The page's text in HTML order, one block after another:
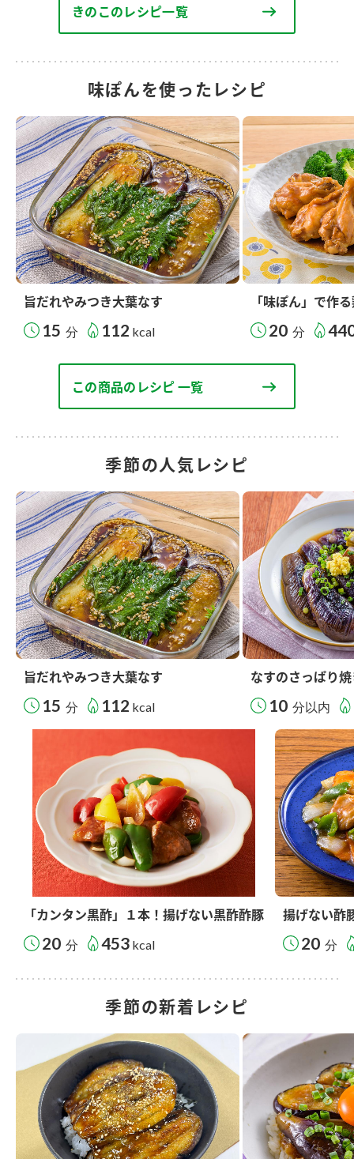
きのこのレシピ一覧
味ぽんを使ったレシピ
旨だれやみつき大葉なす
15 分 112 kcal
「味ぽん」で作
20 分
この商品のレシピ 一覧
季節の人気レシピ
旨だれやみつき大葉なす
15 分 112 kcal
なすのさっぱり
10 分以内
「カンタン黒酢」１本！揚げない黒酢酢豚
20 分 453 kcal
揚げない酢
20 分
季節の新着レシピ